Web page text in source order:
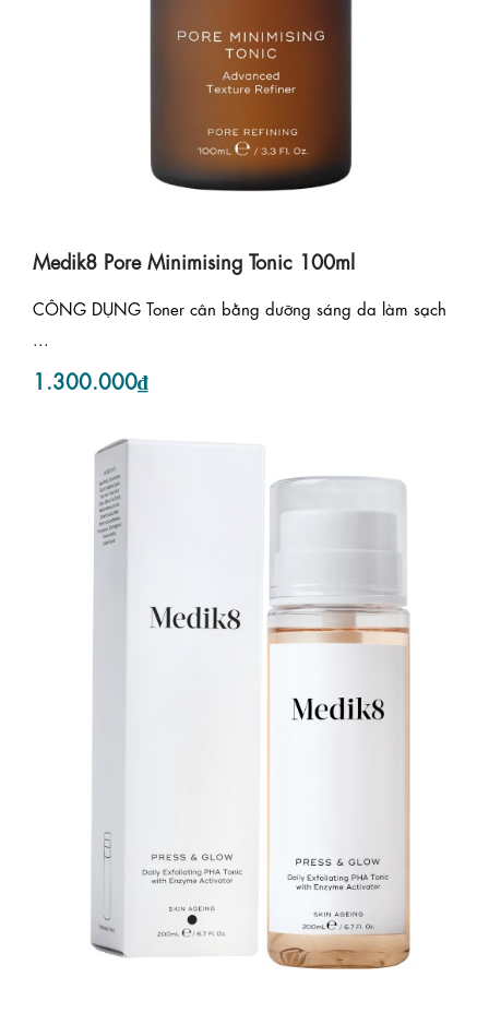
Medik8 Pore Minimising Tonic 100ml
CÔNG DỤNG Toner cân bằng dưỡng sáng da làm sạch
...
1.300.000₫